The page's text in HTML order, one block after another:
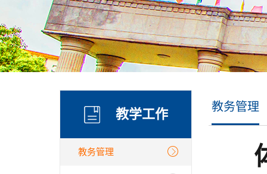
教学工作
教务管理
教务管理